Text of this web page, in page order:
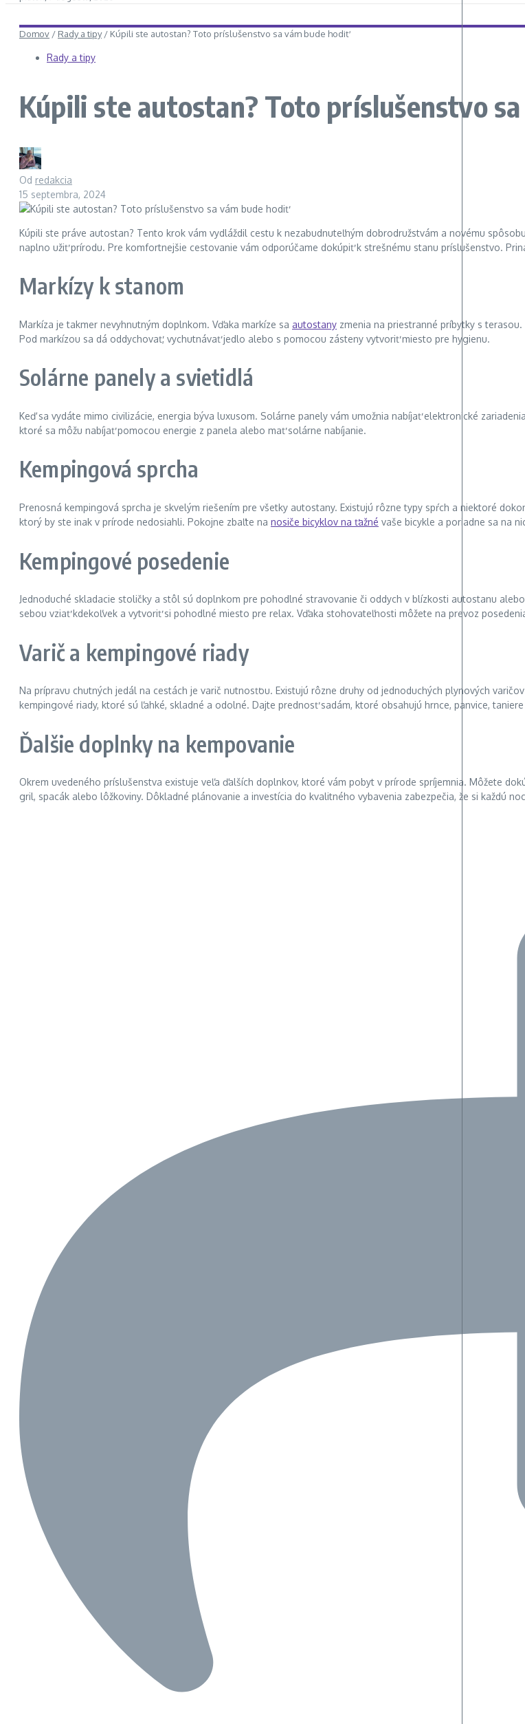
Domov / Rady a tipy/ Kúpili ste autostan? Toto príslušenstvo sa vám bude hodiť
Rady a tipy
Kúpili ste autostan? Toto príslušenstvo
Od redakcia
15 septembra, 2024
Kúpili ste práve autostan? Tento krok vám vydláždil cestu k nezabudnuteľným dobrodružstvám a novému
naplno užiť prírodu. Pre komfortnejšie cestovanie vám odporúčame dokúpiť k strešnému stanu príslušenstvo.
Markízy k stanom
Markíza je takmer nevyhnutným doplnkom. Vďaka markíze sa autostany zmenia na priestranné príbytky s
Pod markízou sa dá oddychovať, vychutnávať jedlo alebo s pomocou zásteny vytvoriť miesto pre hygienu.
Solárne panely a svietidlá
Keď sa vydáte mimo civilizácie, energia býva luxusom. Solárne panely vám umožnia nabíjať elektronické
ktoré sa môžu nabíjať pomocou energie z panela alebo mať solárne nabíjanie.
Kempingová sprcha
Prenosná kempingová sprcha je skvelým riešením pre všetky autostany. Existujú rôzne typy spŕch a niektoré
ktorý by ste inak v prírode nedosiahli. Pokojne zbaľte na nosiče bicyklov na ťažné vaše bicykle a poriadne sa na
Kempingové posedenie
Jednoduché skladacie stoličky a stôl sú doplnkom pre pohodlné stravovanie či oddych v blízkosti autostanu
sebou vziať kdekoľvek a vytvoriť si pohodlné miesto pre relax. Vďaka stohovateľnosti môžete na prevoz
Varič a kempingové riady
Na prípravu chutných jedál na cestách je varič nutnosťou. Existujú rôzne druhy od jednoduchých plynových
kempingové riady, ktoré sú ľahké, skladné a odolné. Dajte prednosť sadám, ktoré obsahujú hrnce, panvice,
Ďalšie doplnky na kempovanie
Okrem uvedeného príslušenstva existuje veľa ďalších doplnkov, ktoré vám pobyt v prírode spríjemnia. Môžete
gril, spacák alebo lôžkoviny. Dôkladné plánovanie a investícia do kvalitného vybavenia zabezpečia, že si každú